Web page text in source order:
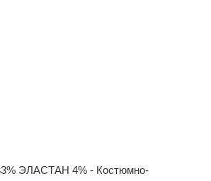
ЭЛАСТАН 4% - Костюмно-